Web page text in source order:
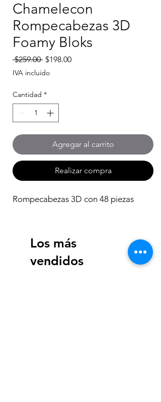
Chamelecon
Rompecabezas 3D
Foamy Bloks
$259.00 Precio
$198.00Precio
IVA incluido
Cantidad *
Agregar al carrito
Realizar compra
Rompecabezas 3D con 48 piezas
Los más
vendidos